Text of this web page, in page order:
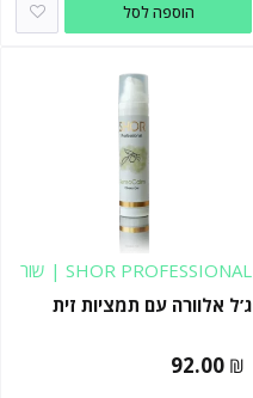
הוספה לסל
SHOR PROFESSIONAL | שור
פרופשיונל
ג’ל אלוורה עם תמציות זית
92.00 ₪